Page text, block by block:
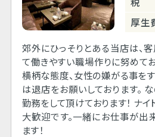
厚生
郊外にひっそりとある当店は、
て働きやすい職場作りに努めてお
横柄な態度、女性の嫌がる事を
は退店をお願いしております。
勤務をして頂けております！ ナ
大歓迎です。一緒にお仕事が出
ます！